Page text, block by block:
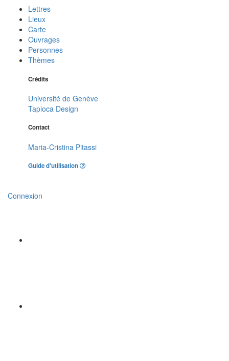
Lettres
Lieux
Carte
Ouvrages
Personnes
Thèmes
Crédits
Université de Genève
Tapioca Design
Contact
Maria-Cristina Pitassi
Guide d'utilisation
Connexion